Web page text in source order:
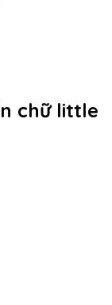
chữ little